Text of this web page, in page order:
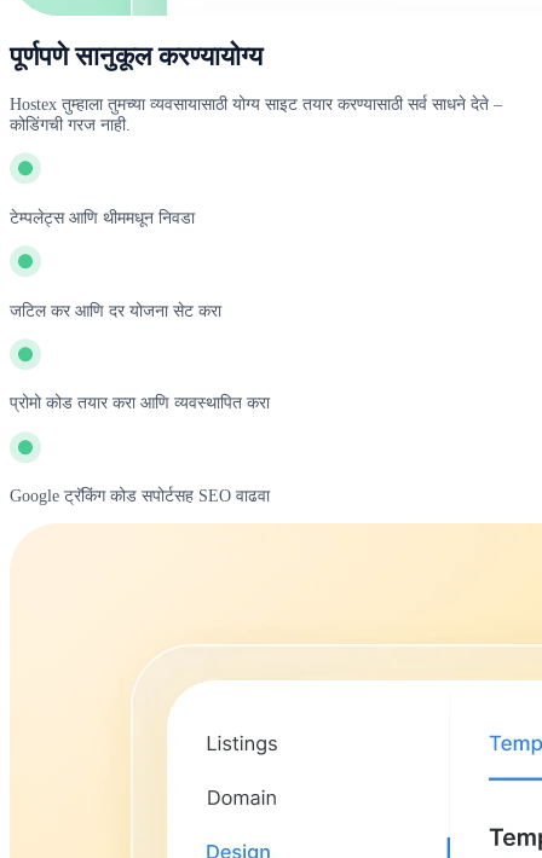
पूर्णपणे सानुकूल करण्यायोग्य
Hostex तुम्हाला तुमच्या व्यवसायासाठी योग्य साइट तयार करण्यासाठी सर्व साधने देते –
कोडिंगची गरज नाही.
टेम्पलेट्स आणि थीममधून निवडा
जटिल कर आणि दर योजना सेट करा
प्रोमो कोड तयार करा आणि व्यवस्थापित करा
Google ट्रॅकिंग कोड सपोर्टसह SEO वाढवा